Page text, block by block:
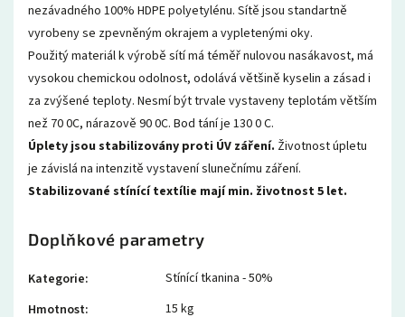
nezávadného 100% HDPE polyetylénu. Sítě jsou standartně
vyrobeny se zpevněným okrajem a vypletenými oky.
Použitý materiál k výrobě sítí má téměř nulovou nasákavost, má
vysokou chemickou odolnost, odolává většině kyselin a zásad i
za zvýšené teploty. Nesmí být trvale vystaveny teplotám větším
než 70 0C, nárazově 90 0C. Bod tání je 130 0 C.
Úplety jsou stabilizovány proti ÚV záření. Životnost úpletu
je závislá na intenzitě vystavení slunečnímu záření.
Stabilizované stínící textílie mají min. životnost 5 let.
Doplňkové parametry
Kategorie:
Stínící tkanina - 50%
Hmotnost:
15 kg